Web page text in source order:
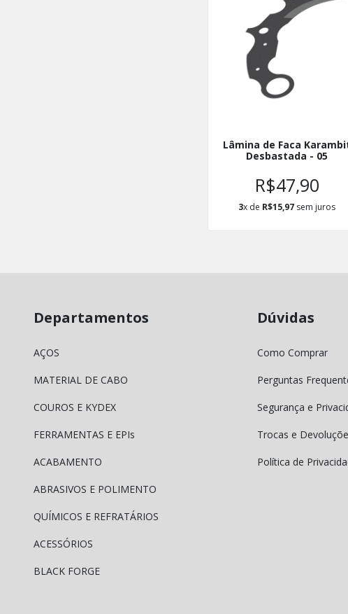
Lâmina de Faca
Desbastada - 05
R$47,90
3x de R$15,97 sem juros
Departamentos
AÇOS
MATERIAL DE CABO
COUROS E KYDEX
FERRAMENTAS E EPIs
ACABAMENTO
ABRASIVOS E POLIMENTO
QUÍMICOS E REFRATÁRIOS
ACESSÓRIOS
BLACK FORGE
Dúvidas
Como Comprar
Perguntas
Segurança e
Trocas e
Política de